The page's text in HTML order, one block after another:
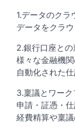
1.データのクラ
データをクラ
2.銀行口座と
様々な金融機
自動化された
3.稟議とワー
申請・証憑・
経費精算や稟